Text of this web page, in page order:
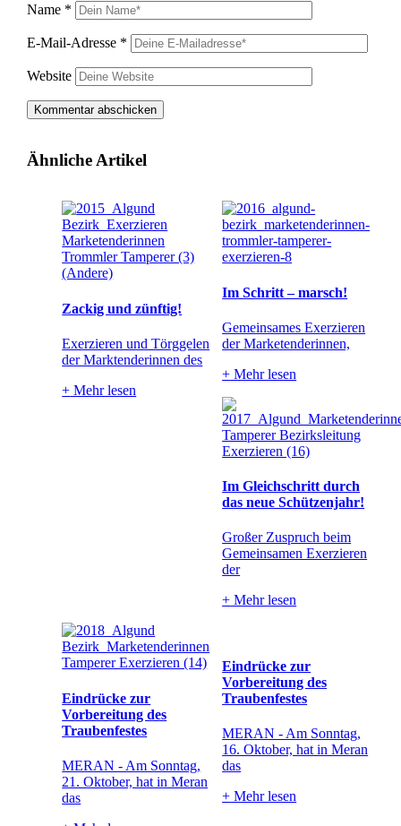
Name *
E-Mail-Adresse *
Website
Ähnliche Artikel
Zackig und zünftig!
Exerzieren und Törggelen
der Marktenderinnen des
+ Mehr lesen
Im Schritt – marsch!
Gemeinsames Exerzieren
der Marketenderinnen,
+ Mehr lesen
Im Gleichschritt durch
das neue Schützenjahr!
Großer Zuspruch beim
Gemeinsamen Exerzieren
der
+ Mehr lesen
Eindrücke zur
Vorbereitung des
Traubenfestes
MERAN - Am Sonntag,
21. Oktober, hat in Meran
das
Eindrücke zur
Vorbereitung des
Traubenfestes
MERAN - Am Sonntag,
16. Oktober, hat in Meran
das
+ Mehr lesen